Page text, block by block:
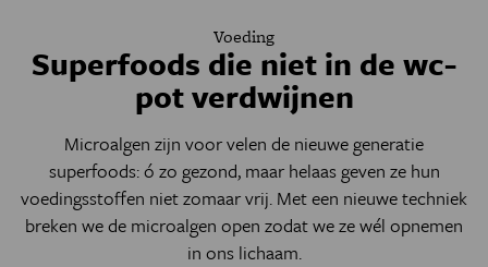
Voeding
Superfoods die niet in de wc-
pot verdwijnen
Microalgen zijn voor velen de nieuwe generatie
superfoods: ó zo gezond, maar helaas geven ze hun
voedingsstoffen niet zomaar vrij. Met een nieuwe techniek
breken we de microalgen open zodat we ze wél opnemen
in ons lichaam.